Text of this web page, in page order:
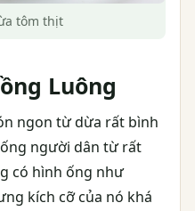
tôm thịt
Luông
ngon từ dừa rất bình
người dân từ rất
có hình ống như
kích cỡ của nó khá